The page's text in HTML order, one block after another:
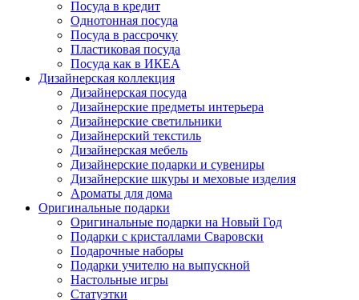
Посуда в кредит
Однотонная посуда
Посуда в рассрочку
Пластиковая посуда
Посуда как в ИКЕА
Дизайнерская коллекция
Дизайнерская посуда
Дизайнерские предметы интерьера
Дизайнерские светильники
Дизайнерский текстиль
Дизайнерская мебель
Дизайнерские подарки и сувениры
Дизайнерские шкуры и меховые изделия
Ароматы для дома
Оригинальные подарки
Оригинальные подарки на Новый Год
Подарки с кристаллами Сваровски
Подарочные наборы
Подарки учителю на выпускной
Настольные игры
Статуэтки